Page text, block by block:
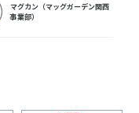
マグカン（マッグガーデン関西
事業部）